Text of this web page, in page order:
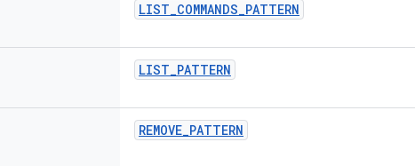
LIST_COMMANDS_PATTERN
LIST_PATTERN
REMOVE_PATTERN